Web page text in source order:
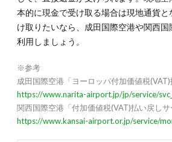
本的に現金で受け取る場合は現地通貨
け取りたいなら、成田国際空港や関西
利用しましょう。
※参考
成田国際空港「ヨーロッパ付加価値税(VAT)
https://www.narita-airport.jp/jp/service/
関西国際空港「付加価値税(VAT)払い戻しサ
https://www.kansai-airport.or.jp/service/